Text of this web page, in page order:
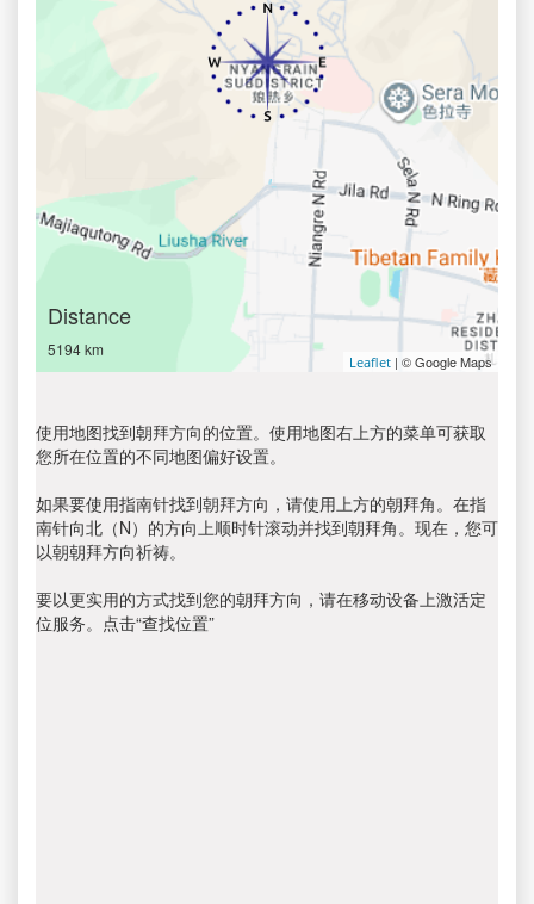
Distance
5194 km
Leaflet | © Google Maps
使用地图找到朝拜方向的位置。使用地图右上方的菜单可获取
您所在位置的不同地图偏好设置。
如果要使用指南针找到朝拜方向，请使用上方的朝拜角。在指
南针向北（N）的方向上顺时针滚动并找到朝拜角。现在，您可
以朝朝拜方向祈祷。
要以更实用的方式找到您的朝拜方向，请在移动设备上激活定
位服务。点击“查找位置”